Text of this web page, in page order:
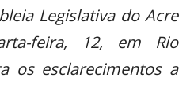
Legislativa do Acre
feira, 12, em Rio
os esclarecimentos a